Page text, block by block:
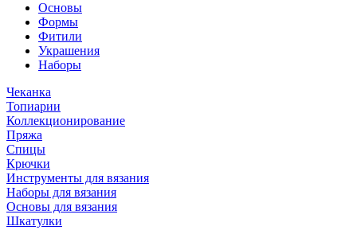
Основы
Формы
Фитили
Украшения
Наборы
Чеканка
Топиарии
Коллекционирование
Пряжа
Спицы
Крючки
Инструменты для вязания
Наборы для вязания
Основы для вязания
Шкатулки